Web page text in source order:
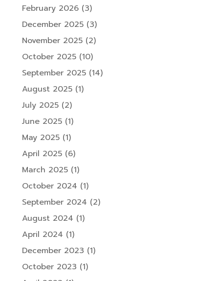
February 2026(3)
December 2025(3)
November 2025(2)
October 2025(10)
September 2025(14)
August 2025(1)
July 2025(2)
June 2025(1)
May 2025(1)
April 2025(6)
March 2025(1)
October 2024 (1)
September 2024 (2)
August 2024 (1)
April 2024 (1)
December 2023 (1)
October 2023 (1)